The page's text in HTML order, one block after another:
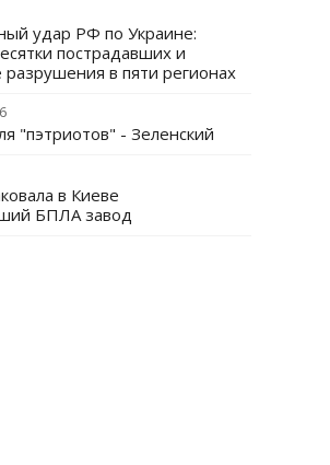
удар РФ по Украине:
пострадавших и
в пяти регионах
"пэтриотов" - Зеленский
в Киеве
БПЛА завод